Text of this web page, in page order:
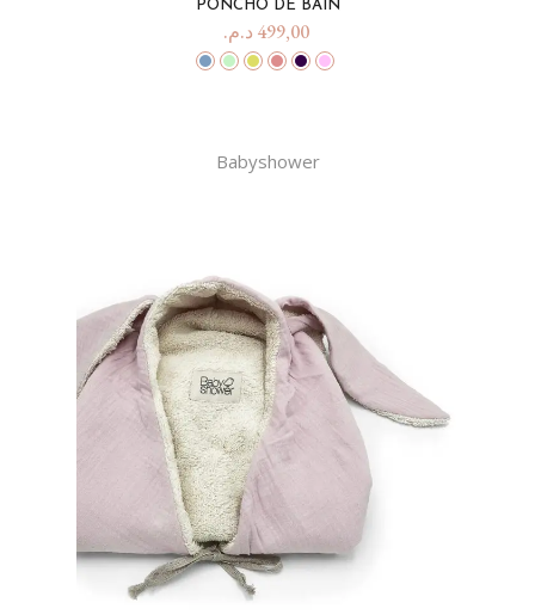
PONCHO DE BAIN
499,00 د.م.
Babyshower